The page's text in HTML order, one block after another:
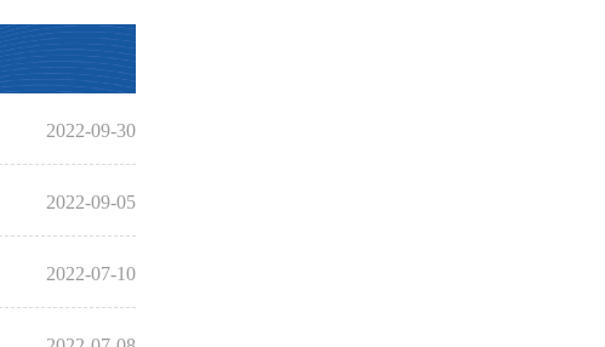
2022-09-30
2022-09-05
2022-07-10